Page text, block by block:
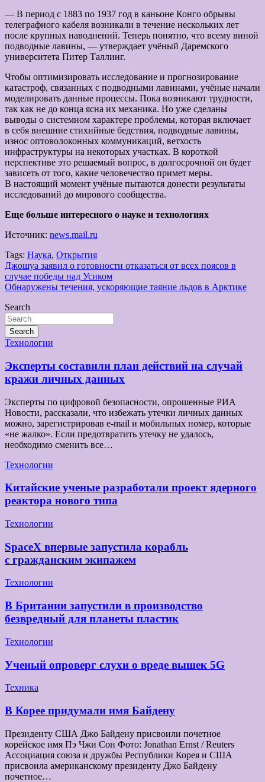
— В период с 1883 по 1937 год в каньоне Конго обрывы
телеграфного кабеля возникали в течение нескольких лет
после крупных наводнений. Теперь понятно, что всему виной
подводные лавины, — утверждает учёный Даремского
университета Питер Таллинг.
Чтобы оптимизировать исследование и прогнозирование
катастроф, связанных с подводными лавинами, учёные начали
моделировать данные процессы. Пока возникают трудности,
так как не до конца ясна их механика. Но уже сделаны
выводы о системном характере проблемы, которая включает
в себя внешние стихийные бедствия, подводные лавины,
износ оптоволоконных коммуникаций, ветхость
инфраструктуры на некоторых участках. В короткой
перспективе это решаемый вопрос, в долгосрочной он будет
зависеть от того, какие человечество примет меры.
В настоящий момент учёные пытаются донести результаты
исследований до мирового сообщества.
Еще больше интересного о науке и технологиях
Источник: news.mail.ru
Tags: Наука, Открытия
Навигация
по
Джошуа заявил о готовности отказаться от всех поясов в
случае победы над Усиком
Обнаружены течения, ускоряющие таяние льдов в Арктике
Search
Search
Технологии
Эксперты составили план действий на случай
кражи личных данных
Эксперты по цифровой безопасности, опрошенные РИА
Новости, рассказали, что избежать утечки личных данных
можно, зарегистрировав e-mail и мобильных номер, которые
«не жалко». Если предотвратить утечку не удалось,
необходимо сменить все…
Технологии
Китайские ученые разработали проект ядерного
реактора нового типа
Технологии
SpaceX впервые запустила корабль
с гражданским экипажем
Технологии
В Британии запустили в производство
безвредный для планеты пластик
Технологии
Ученый опроверг слухи о вреде вышек 5G
Техника
В Корее придумали имя Байдену
Президенту США Джо Байдену присвоили почетное
корейское имя Пэ Чжи Сон Фото: Jonathan Ernst / Reuters
Ассоциация союза и дружбы Республики Корея и США
присвоила американскому президенту Джо Байдену
почетное…